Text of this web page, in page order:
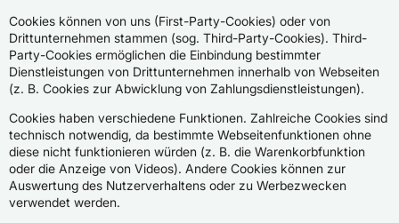
Cookies können von uns (First-Party-Cookies) oder von
Drittunternehmen stammen (sog. Third-Party-Cookies). Third-
Party-Cookies ermöglichen die Einbindung bestimmter
Dienstleistungen von Drittunternehmen innerhalb von Webseiten
(z. B. Cookies zur Abwicklung von Zahlungsdienstleistungen).
Cookies haben verschiedene Funktionen. Zahlreiche Cookies sind
technisch notwendig, da bestimmte Webseitenfunktionen ohne
diese nicht funktionieren würden (z. B. die Warenkorbfunktion
oder die Anzeige von Videos). Andere Cookies können zur
Auswertung des Nutzerverhaltens oder zu Werbezwecken
verwendet werden.